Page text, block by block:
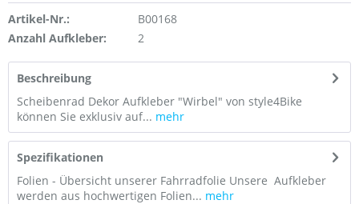
Artikel-Nr.:
B00168
Anzahl Aufkleber:
2
Beschreibung
Scheibenrad Dekor Aufkleber "Wirbel" von style4Bike
können Sie exklusiv auf... mehr
Spezifikationen
Folien - Übersicht unserer Fahrradfolie Unsere Aufkleber
werden aus hochwertigen Folien... mehr